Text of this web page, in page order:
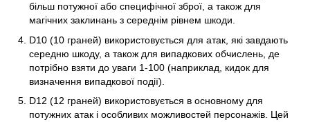
більш потужної або специфічної зброї, а також для
магічних заклинань з середнім рівнем шкоди.
D10 (10 граней) використовується для атак, які завдають
середню шкоду, а також для випадкових обчислень, де
потрібно взяти до уваги 1-100 (наприклад, кидок для
визначення випадкової події).
D12 (12 граней) використовується в основному для
потужних атак і особливих можливостей персонажів. Цей